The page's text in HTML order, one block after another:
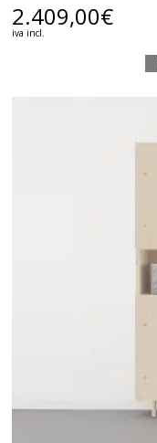
2.409,00€
iva incl.